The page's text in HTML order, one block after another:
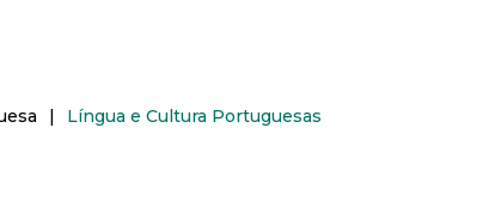
| Língua e Cultura Portuguesas